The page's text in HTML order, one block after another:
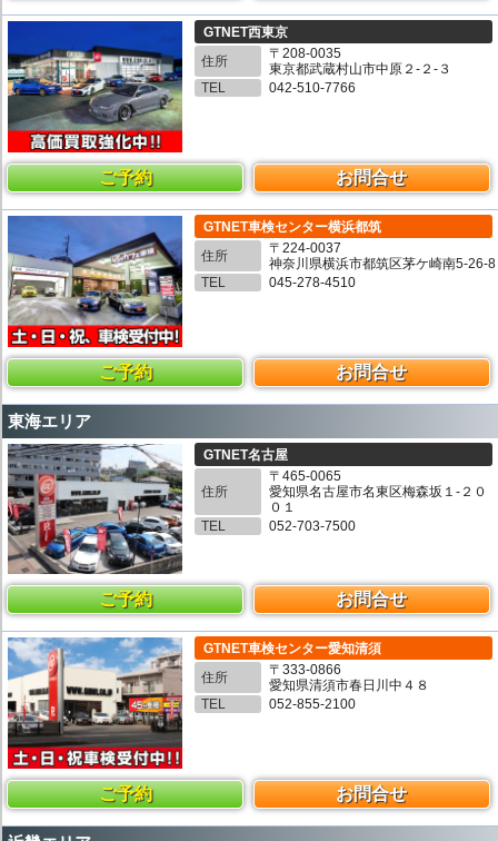
GTNET西東京
住所
〒208-0035
東京都武蔵村山市中原２-２-３
TEL
042-510-7766
ご予約 お問合せ
GTNET車検センター横浜都筑
住所
〒224-0037
神奈川県横浜市都筑区茅ケ崎南5-26-8
TEL
045-278-4510
ご予約 お問合せ
東海エリア
GTNET名古屋
住所
〒465-0065
愛知県名古屋市名東区梅森坂１-２０
０１
TEL
052-703-7500
ご予約 お問合せ
GTNET車検センター愛知清須
住所
〒333-0866
愛知県清須市春日川中４８
TEL
052-855-2100
ご予約 お問合せ